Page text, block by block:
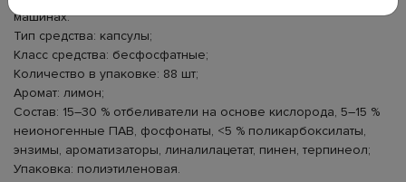
машинах.
Тип средства: капсулы;
Класс средства: бесфосфатные;
Количество в упаковке: 88 шт;
Аромат: лимон;
Состав: 15–30 % отбеливатели на основе кислорода, 5–15 %
неионогенные ПАВ, фосфонаты, <5 % поликарбоксилаты,
энзимы, ароматизаторы, линалилацетат, пинен, терпинеол;
Упаковка: полиэтиленовая.